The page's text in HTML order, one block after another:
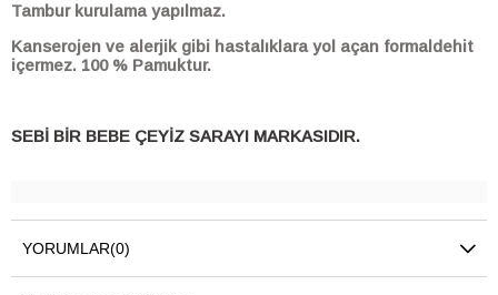
Tambur kurulama yapılmaz.
Kanserojen ve alerjik gibi hastalıklara yol açan formaldehit
içermez. 100 % Pamuktur.
SEBİ BİR BEBE ÇEYİZ SARAYI MARKASIDIR.
YORUMLAR(0)